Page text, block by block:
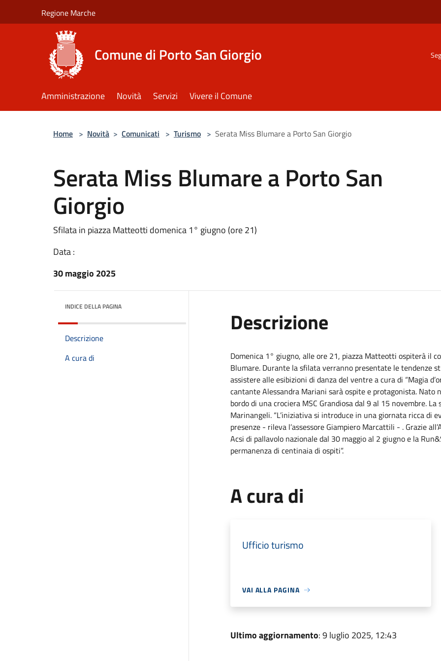
Regione Marche
Comune di Porto San Giorgio
Amministrazione Novità Servizi Vivere il Comune
Home > Novità > Comunicati > Turismo > Serata Miss Blumare a Porto San Giorgio
Serata Miss Blumare a Porto San
Giorgio
Sfilata in piazza Matteotti domenica 1° giugno (ore 21)
Data :
30 maggio 2025
INDICE DELLA PAGINA
Descrizione
A cura di
Descrizione
Domenica 1° giugno, alle ore 21, piazza Matteotti ospiterà il
Blumare. Durante la sfilata verranno presentate le tendenze
assistere alle esibizioni di danza del ventre a cura di “Magia
cantante Alessandra Mariani sarà ospite e protagonista. Nato
bordo di una crociera MSC Grandiosa dal 9 al 15 novembre.
Marinangeli. “L’iniziativa si introduce in una giornata ricca di
presenze - rileva l’assessore Giampiero Marcattili - . Grazie
Acsi di pallavolo nazionale dal 30 maggio al 2 giugno e la
permanenza di centinaia di ospiti”.
A cura di
Ufficio turismo
VAI ALLA PAGINA
Ultimo aggiornamento: 9 luglio 2025, 12:43